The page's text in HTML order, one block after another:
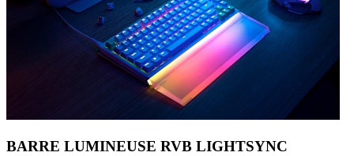
BARRE LUMINEUSE RVB LIGHTSYNC